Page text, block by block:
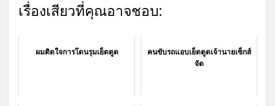
เรื่องเสียวที่คุณอาจชอบ:
ผมติดใจการโดนรุมเย็ดตูด
คนขับรถแอบเย็ดตูดเจ้านายเซ็กส์
จัด